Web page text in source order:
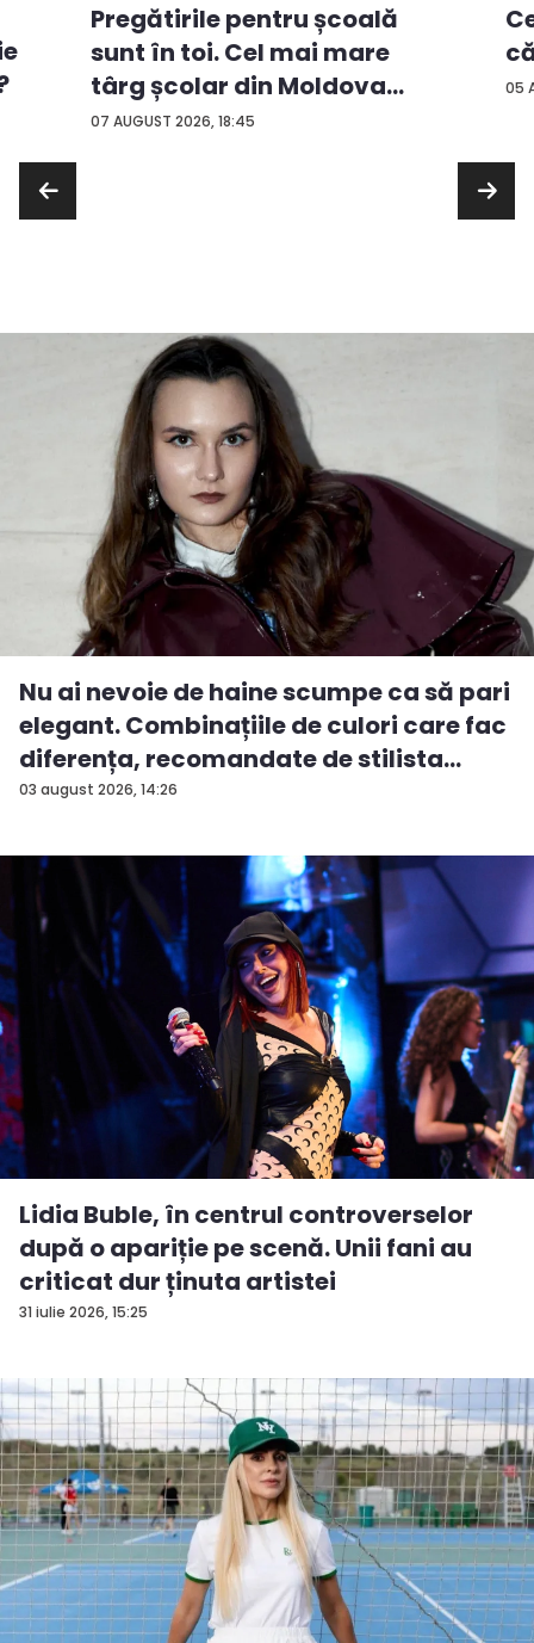
07 AUGUST 2026, 18:45
Pregătirile pentru școală
sunt în toi. Cel mai mare
târg școlar din Moldova
con...
05
03 august 2026, 14:26
Nu ai nevoie de haine scumpe ca să pari
elegant. Combinațiile de culori care fac
diferența, recomandate de stilista
And...
31 iulie 2026, 15:25
Lidia Buble, în centrul controverselor
după o apariție pe scenă. Unii fani au
criticat dur ținuta artistei